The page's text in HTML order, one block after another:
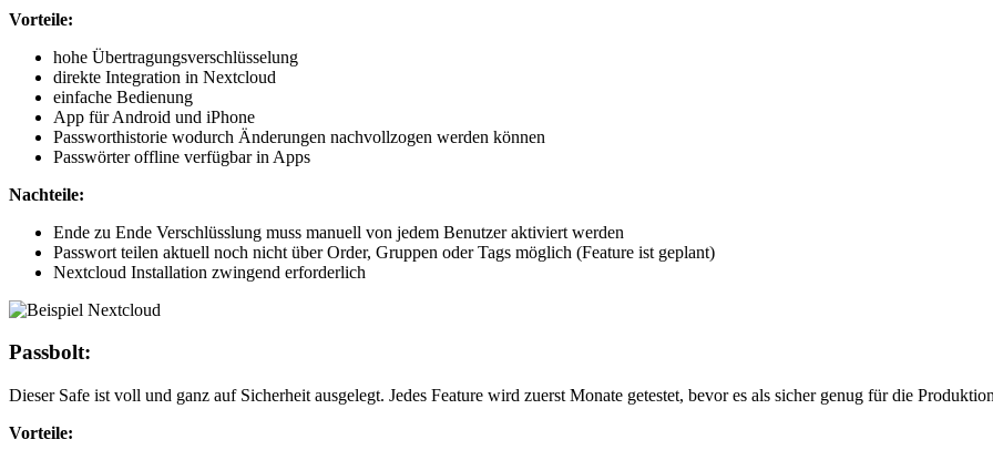
Vorteile:
hohe Übertragungsverschlüsselung
direkte Integration in Nextcloud
einfache Bedienung
App für Android und iPhone
Passworthistorie wodurch Änderungen nachvollzogen werden können
Passwörter offline verfügbar in Apps
Nachteile:
Ende zu Ende Verschlüsslung muss manuell von jedem Benutzer aktiviert werden
Passwort teilen aktuell noch nicht über Order, Gruppen oder Tags möglich (Feature ist geplant)
Nextcloud Installation zwingend erforderlich
Passbolt:
Dieser Safe ist voll und ganz auf Sicherheit ausgelegt. Jedes Feature wird zuerst Monate getestet, bevor es als sicher genug für die
Vorteile: